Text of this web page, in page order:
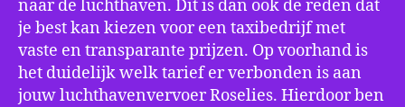
naar de luchthaven. Dit is dan ook de reden dat
je best kan kiezen voor een taxibedrijf met
vaste en transparante prijzen. Op voorhand is
het duidelijk welk tarief er verbonden is aan
jouw luchthavenvervoer Roselies. Hierdoor ben